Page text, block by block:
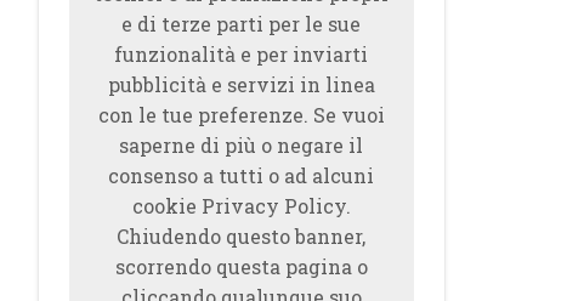
e di terze parti per le sue
funzionalità e per inviarti
pubblicità e servizi in linea
con le tue preferenze. Se vuoi
saperne di più o negare il
consenso a tutti o ad alcuni
cookie Privacy Policy.
Chiudendo questo banner,
scorrendo questa pagina o